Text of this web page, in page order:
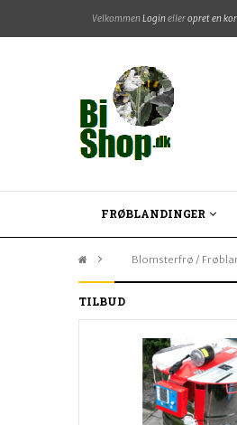
Velkommen Loginelleropret en
FRØBLANDINGER
&gt; Blomsterfrø /
TILBUD